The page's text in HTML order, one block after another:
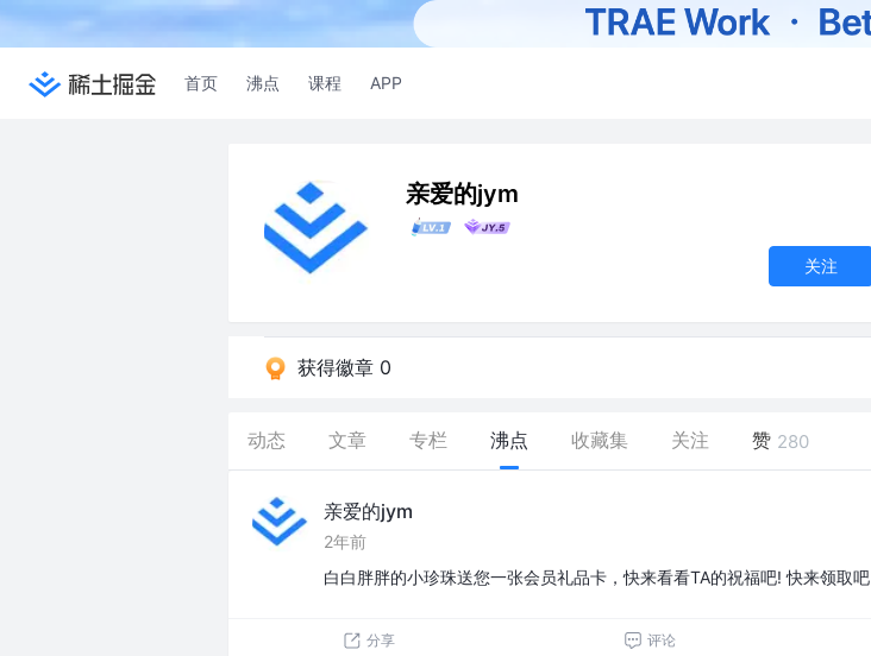
首页 沸点 课程 APP
亲爱的jym
关注
获得徽章 0
动态 文章 专栏 沸点 收藏集 关注 赞 280
亲爱的jym
2年前
白白胖胖的小珍珠送您一张会员礼品卡，快来看看TA的祝福吧! 快来领取吧
分享 评论